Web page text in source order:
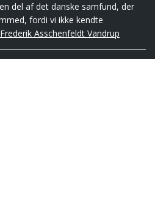
del af det danske samfund, der
fordi vi ikke kendte
Frederik Asschenfeldt Vandrup